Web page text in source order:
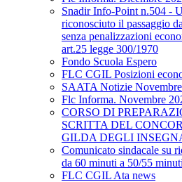
Snadir Info-Point n.504 -
riconosciuto il passaggio
senza penalizzazioni
art.25 legge 300/1970
Fondo Scuola Espero
FLC CGIL Posizioni
SAATA Notizie
Flc Informa. Novembre
CORSO DI
SCRITTA DEL
GILDA DEGLI
Comunicato sindacale su
da 60 minuti a 50/55
FLC CGIL Ata news